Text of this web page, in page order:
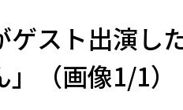
ゲスト出演し
（画像1/1）